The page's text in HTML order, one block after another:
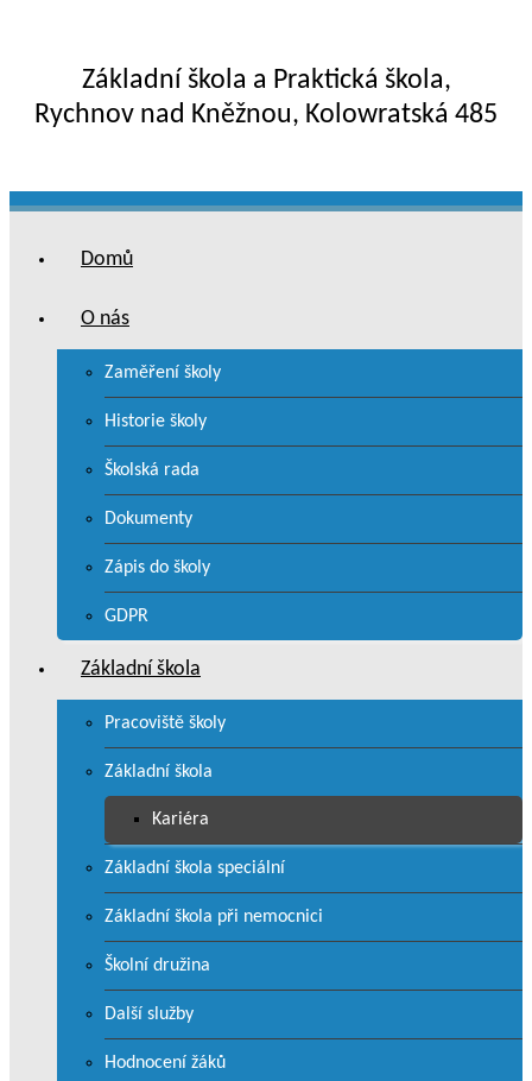
Základní škola a Praktická škola,
Rychnov nad Kněžnou, Kolowratská 485
Domů
O nás
Zaměření školy
Historie školy
Školská rada
Dokumenty
Zápis do školy
GDPR
Základní škola
Pracoviště školy
Základní škola
Kariéra
Základní škola speciální
Základní škola při nemocnici
Školní družina
Další služby
Hodnocení žáků